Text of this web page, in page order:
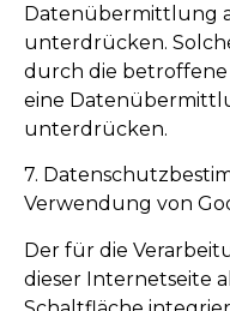
Datenübermittlung
unterdrücken.
durch die
eine
unterdrücken.
7.
Verwendung von
Der für die
dieser Internetseite